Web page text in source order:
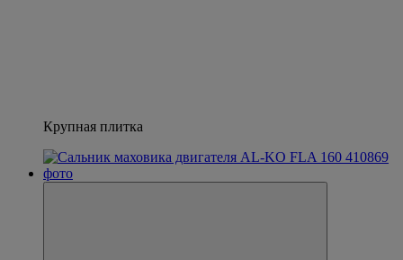
Крупная плитка